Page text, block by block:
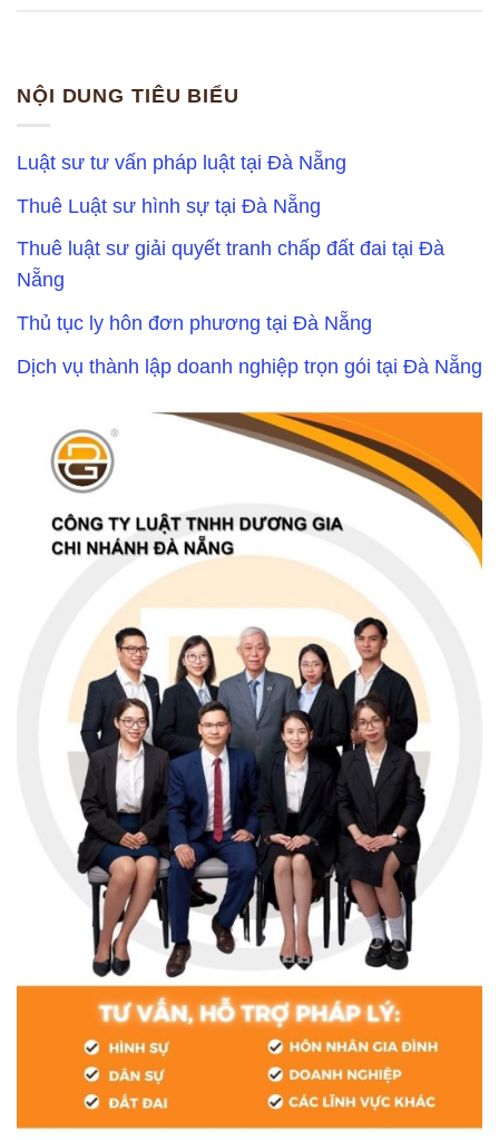
NỘI DUNG TIÊU BIỂU
Luật sư tư vấn pháp luật tại Đà Nẵng
Thuê Luật sư hình sự tại Đà Nẵng
Thuê luật sư giải quyết tranh chấp đất đai tại Đà
Nẵng
Thủ tục ly hôn đơn phương tại Đà Nẵng
Dịch vụ thành lập doanh nghiệp trọn gói tại Đà Nẵng